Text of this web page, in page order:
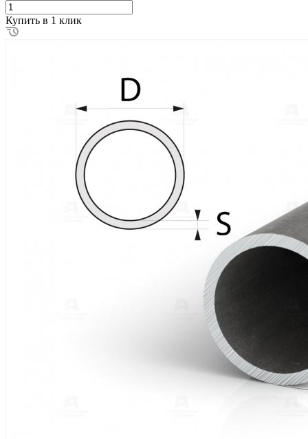
Купить в 1 клик